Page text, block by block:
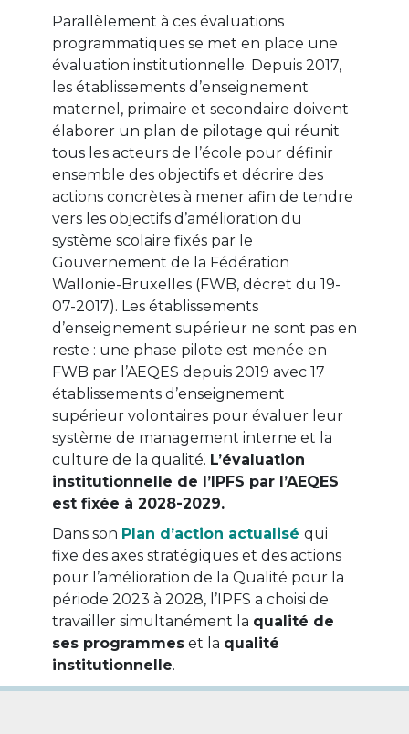
Parallèlement à ces évaluations
programmatiques se met en place une
évaluation institutionnelle. Depuis 2017,
les établissements d’enseignement
maternel, primaire et secondaire doivent
élaborer un plan de pilotage qui réunit
tous les acteurs de l’école pour définir
ensemble des objectifs et décrire des
actions concrètes à mener afin de tendre
vers les objectifs d’amélioration du
système scolaire fixés par le
Gouvernement de la Fédération
Wallonie-Bruxelles (FWB, décret du 19-
07-2017). Les établissements
d’enseignement supérieur ne sont pas en
reste : une phase pilote est menée en
FWB par l’AEQES depuis 2019 avec 17
établissements d’enseignement
supérieur volontaires pour évaluer leur
système de management interne et la
culture de la qualité. L’évaluation
institutionnelle de l’IPFS par l’AEQES
est fixée à 2028-2029.
Dans son Plan d’action actualisé qui
fixe des axes stratégiques et des actions
pour l’amélioration de la Qualité pour la
période 2023 à 2028, l’IPFS a choisi de
travailler simultanément la qualité de
ses programmeset la qualité
institutionnelle.